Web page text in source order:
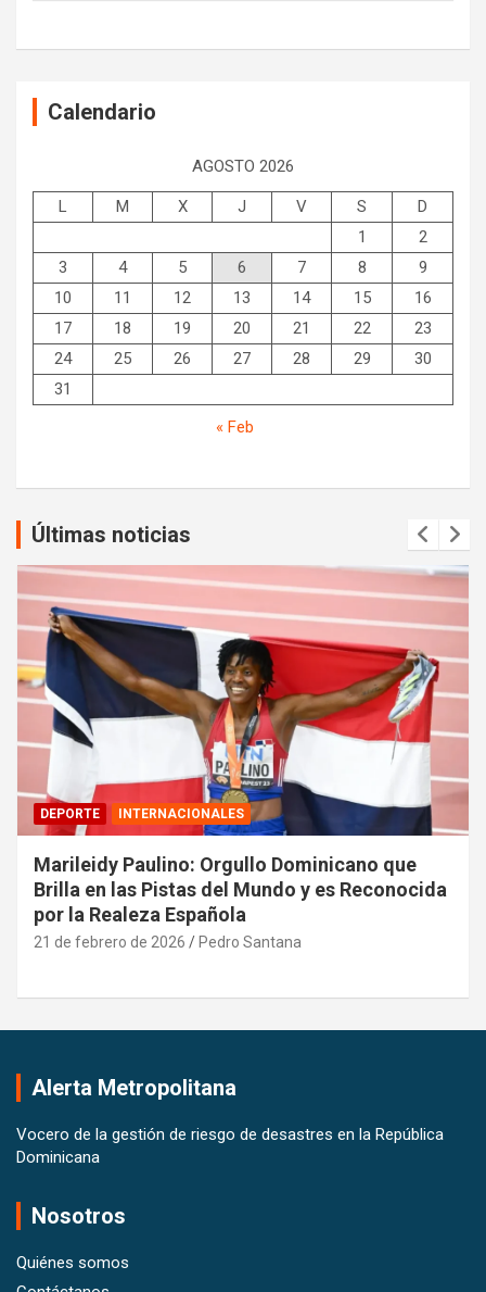
Calendario
AGOSTO 2026
L M X J V S
D
1
2
3
4 5 6 7 8
9
10
11 12 13 14 15
16
17
18 19 20 21 22
23
24
25 26 27 28 29
30
31
« Feb
Últimas noticias
DEPORTE INTERNACIONALES
Marileidy Paulino: Orgullo Dominicano que
Brilla en las Pistas del Mundo y es Reconocida
por la Realeza Española
21 de febrero de 2026 Pedro Santana
Alerta Metropolitana
Vocero de la gestión de riesgo de desastres en la República
Dominicana
Nosotros
Quiénes somos